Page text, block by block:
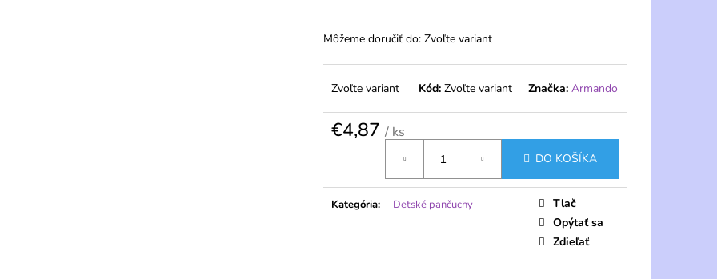
Môžeme doručiť do: Zvoľte variant
Zvoľte variant Kód: Zvoľte variant Značka:Armando
€4,87 / ks
DO KOŠÍKA
Kategória: Detské pančuchy
Tlač
Opýtať sa
Zdieľať